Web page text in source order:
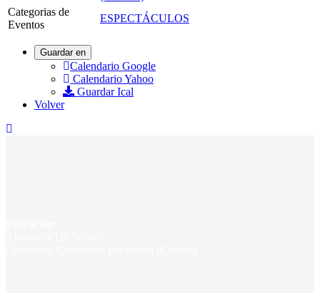
Categorias de
Eventos
ESPECTÁCULOS
Guardar en
Calendario Google
Calendario Yahoo
Guardar Ical
Volver